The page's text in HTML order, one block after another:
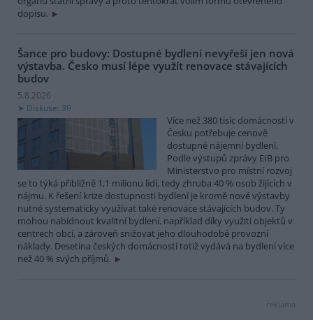
dopisu.
Šance pro budovy: Dostupné bydlení nevyřeší jen nová
výstavba. Česko musí lépe využít renovace stávajících
budov
5.8.2026
Diskuse: 39
Více než 380 tisíc domácností v
Česku potřebuje cenově
dostupné nájemní bydlení.
Podle výstupů zprávy EIB pro
Ministerstvo pro místní rozvoj
se to týká přibližně 1,1 milionu lidí, tedy zhruba 40 % osob žijících v
nájmu. K řešení krize dostupnosti bydlení je kromě nové výstavby
nutné systematicky využívat také renovace stávajících budov. Ty
mohou nabídnout kvalitní bydlení, například díky využití objektů v
centrech obcí, a zároveň snižovat jeho dlouhodobé provozní
náklady. Desetina českých domácností totiž vydává na bydlení více
než 40 % svých příjmů.
reklama